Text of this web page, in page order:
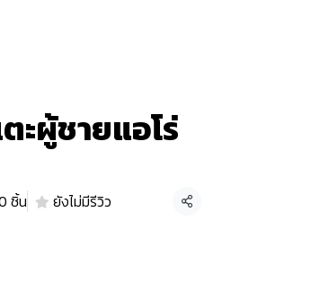
ะผู้ชายแอโร่
ชิ้น ยังไม่มีรีวิว แชร์